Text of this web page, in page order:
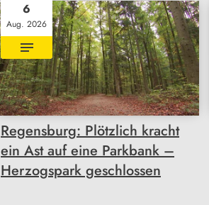
6
Aug. 2026
Regensburg: Plötzlich kracht
ein Ast auf eine Parkbank –
Herzogspark geschlossen